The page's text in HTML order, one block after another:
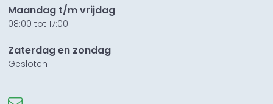
Maandag t/m vrijdag
08:00 tot 17:00
Zaterdag en zondag
Gesloten